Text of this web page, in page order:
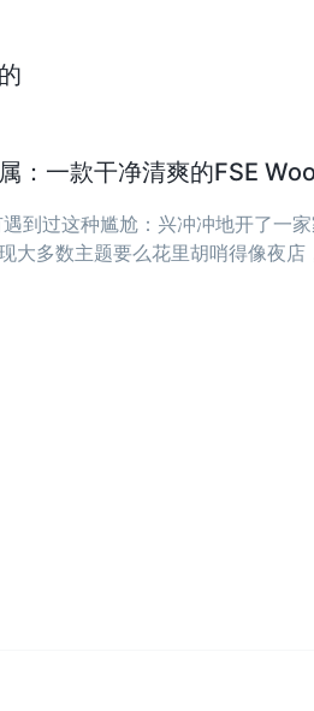
：一款干净清爽的FSE
到过这种尴尬：兴冲冲地开了一
大多数主题要么花里胡哨得像夜